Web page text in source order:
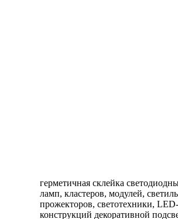
герметичная склейка
ламп, кластеров, модулей,
прожекторов, светотехники,
конструкций декоративной